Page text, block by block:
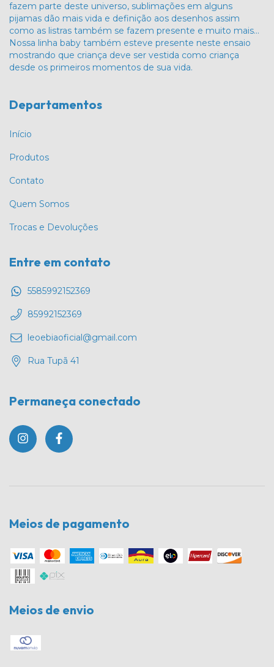
fazem parte deste universo, sublimações em alguns
pijamas dão mais vida e definição aos desenhos assim
como as listras também se fazem presente e muito mais…
Nossa linha baby também esteve presente neste ensaio
mostrando que criança deve ser vestida como criança
desde os primeiros momentos de sua vida.
Departamentos
Início
Produtos
Contato
Quem Somos
Trocas e Devoluções
Entre em contato
5585992152369
85992152369
leoebiaoficial@gmail.com
Rua Tupã 41
Permaneça conectado
Meios de pagamento
Meios de envio